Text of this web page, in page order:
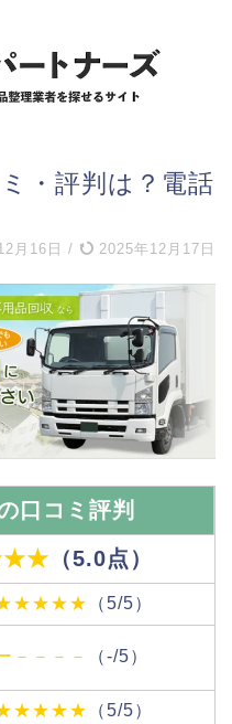
・評判は？電話
月16日 / 2025年12月17日
口コミ評判
（5.0点）
（5/5）
－－－－ （-/5）
（5/5）